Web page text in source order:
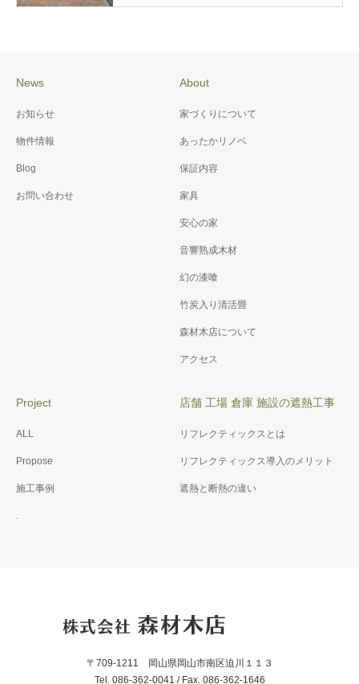
News
お知らせ
物件情報
Blog
お問い合わせ
About
家づくりについて
あったかリノベ
保証内容
家具
安心の家
音響熟成木材
幻の漆喰
竹炭入り清活畳
森材木店について
アクセス
Project
ALL
Propose
施工事例
.
店舗 工場 倉庫 施設の遮熱工事
リフレクティックスとは
リフレクティックス導入のメリット
遮熱と断熱の違い
〒709-1211 岡山県岡山市南区迫川１１３
Tel. 086-362-0041 / Fax. 086-362-1646